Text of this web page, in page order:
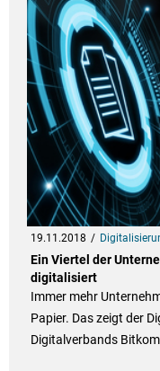
19.11.2018
Ein Viertel der
digitalisiert
Immer mehr
Papier. Das zeigt der
Digitalverbands